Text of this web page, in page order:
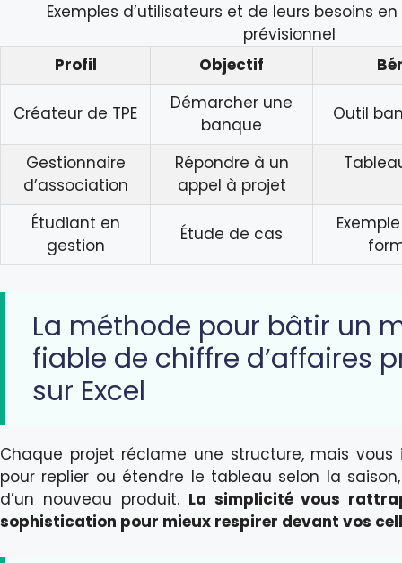
Exemples d’utilisateurs et de leurs besoins
prévisionnel
Profil
Objectif
Créateur de TPE
Démarcher une
banque
Outil
Gestionnaire
d’association
Répondre à un
appel à projet
Étudiant en
gestion
Étude de cas
La méthode pour bâtir un
fiable de chiffre d’affaires
sur Excel
Chaque projet réclame une structure, mais vous
pour replier ou étendre le tableau selon la
d’un nouveau produit. La simplicité vous
sophistication pour mieux respirer devant vos